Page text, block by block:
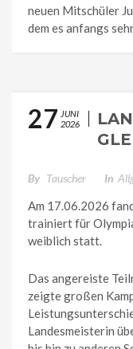
neuen Mitschüler
dem es anfangs
27 JUNI
2026
By Tauscher In
Am 17.06.2026
trainiert für
weiblich statt.
Das angereiste
zeigte großen
Landesmeisterin